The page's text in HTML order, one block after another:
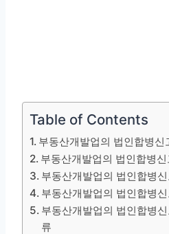
Table of Contents
부동산개발업의 법인합병신
부동산개발업의 법인합병
부동산개발업의 법인합병
부동산개발업의 법인합병
부동산개발업의 법인합병
류